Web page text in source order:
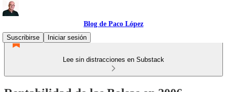
Blog de Paco López
Suscribirse
Iniciar sesión
Lee sin distracciones en Substack